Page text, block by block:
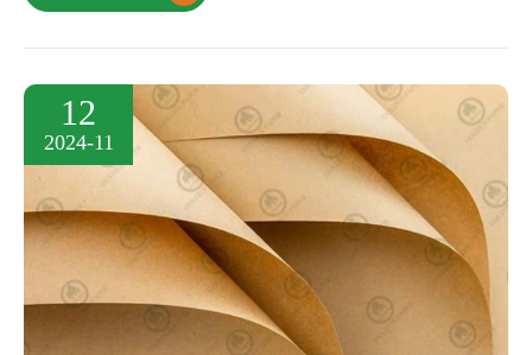
12
2024-11